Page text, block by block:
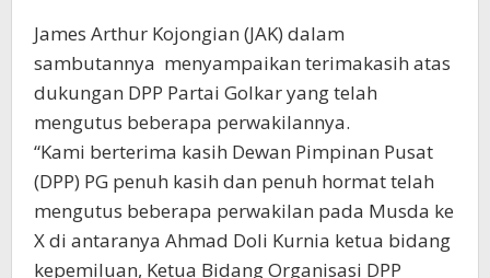
James Arthur Kojongian (JAK) dalam
sambutannya menyampaikan terimakasih atas
dukungan DPP Partai Golkar yang telah
mengutus beberapa perwakilannya.
“Kami berterima kasih Dewan Pimpinan Pusat
(DPP) PG penuh kasih dan penuh hormat telah
mengutus beberapa perwakilan pada Musda ke
X di antaranya Ahmad Doli Kurnia ketua bidang
kepemiluan, Ketua Bidang Organisasi DPP